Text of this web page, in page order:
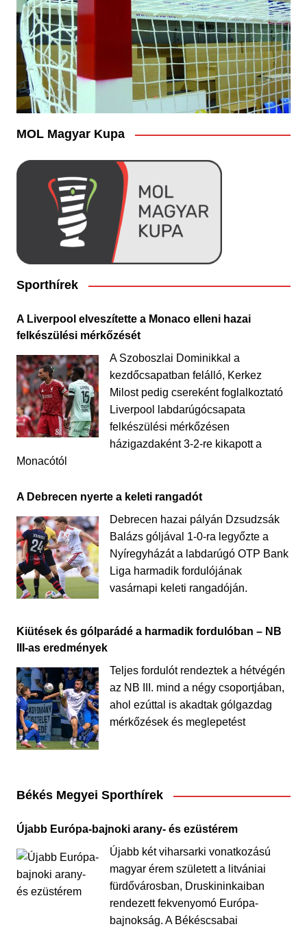
MOL Magyar Kupa
Sporthírek
A Liverpool elveszítette a Monaco elleni hazai
felkészülési mérkőzését
A Szoboszlai Dominikkal a
kezdőcsapatban felálló, Kerkez
Milost pedig csereként foglalkoztató
Liverpool labdarúgócsapata
felkészülési mérkőzésen
házigazdaként 3-2-re kikapott a
Monacótól
A Debrecen nyerte a keleti rangadót
Debrecen hazai pályán Dzsudzsák
Balázs góljával 1-0-ra legyőzte a
Nyíregyházát a labdarúgó OTP Bank
Liga harmadik fordulójának
vasárnapi keleti rangadóján.
Kiütések és gólparádé a harmadik fordulóban – NB
III-as eredmények
Teljes fordulót rendeztek a hétvégén
az NB III. mind a négy csoportjában,
ahol ezúttal is akadtak gólgazdag
mérkőzések és meglepetést
Békés Megyei Sporthírek
Újabb Európa-bajnoki arany- és ezüstérem
Újabb két viharsarki vonatkozású
magyar érem született a litvániai
fürdővárosban, Druskininkaiban
rendezett fekvenyomó Európa-
bajnokság. A Békéscsabai